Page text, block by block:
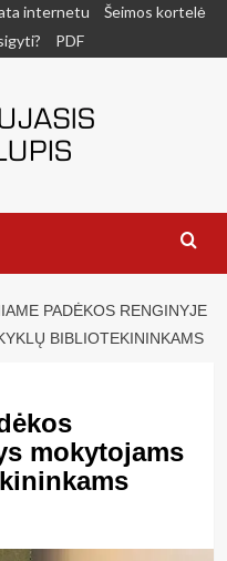
internetu
Šeimos kortelė
PDF
PADĖKOS RENGINYJE
BIBLIOTEKININKAMS
mokytojams